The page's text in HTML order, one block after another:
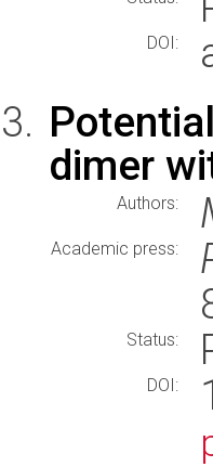
DOI:
dimer
Authors:
Academic press:
Status:
DOI: